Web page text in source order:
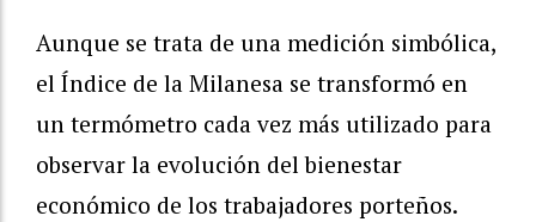
Aunque se trata de una medición simbólica,
el Índice de la Milanesa se transformó en
un termómetro cada vez más utilizado para
observar la evolución del bienestar
económico de los trabajadores porteños.